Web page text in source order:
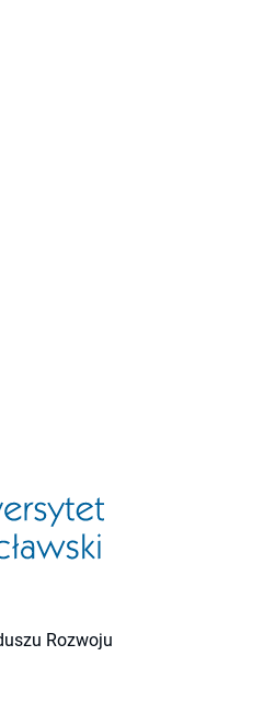
Rozwoju